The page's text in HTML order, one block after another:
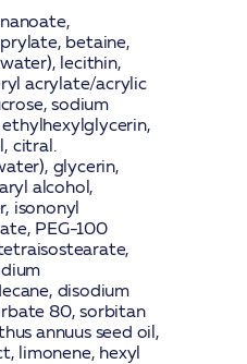
betaine,
lecithin,
acrylate/acrylic
sodium
ethylhexylglycerin,
citral.
glycerin,
alcohol,
isononyl
PEG-100
disodium
80, sorbitan
annuus seed oil,
limonene, hexyl